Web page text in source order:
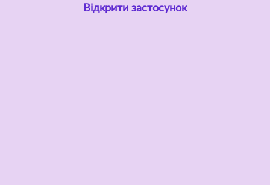
Відкрити застосунок